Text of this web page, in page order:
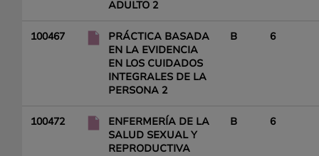
ADULTO 2
100467
PRÁCTICA BASADA
EN LA EVIDENCIA
EN LOS CUIDADOS
INTEGRALES DE LA
PERSONA 2
B 6
100472
ENFERMERÍA DE LA
SALUD SEXUAL Y
REPRODUCTIVA
B 6